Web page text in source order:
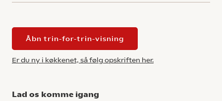
Åbn trin-for-trin-visning
Er du ny i køkkenet, så følg opskriften her.
Lad os komme igang